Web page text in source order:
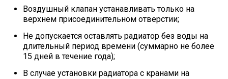
Воздушный клапан устанавливать только на
верхнем присоединительном отверстии;
Не допускается оставлять радиатор без воды на
длительный период времени (суммарно не более
15 дней в течение года);
В случае установки радиатора с кранами на